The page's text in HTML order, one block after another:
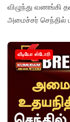
விழுந்து வணங்கி
அமைச்சர் செந்தில்
வீடியோ ஸ்டோரி